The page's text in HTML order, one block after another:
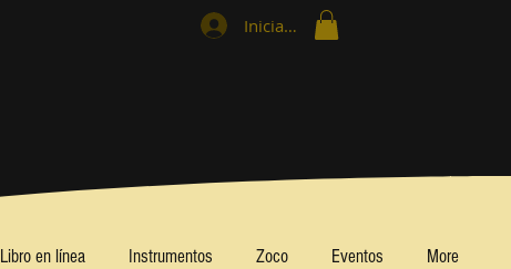
Iniciar sesión
Libro en línea Instrumentos Zoco Eventos More